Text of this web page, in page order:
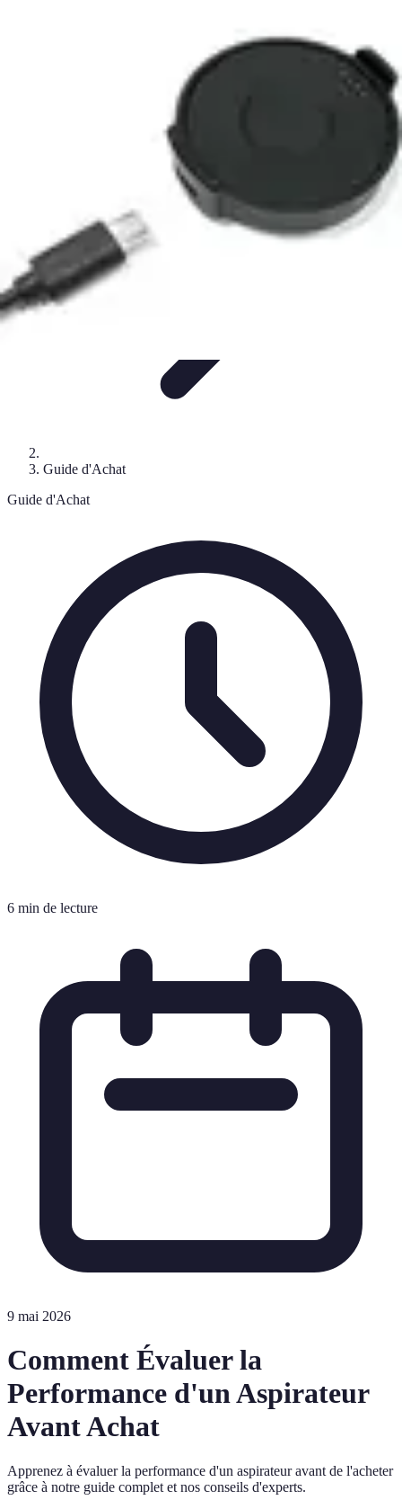
Guide d'Achat
Guide d'Achat
6 min de lecture
9 mai 2026
Comment Évaluer la
Performance d'un Aspirateur
Avant Achat
Apprenez à évaluer la performance d'un aspirateur avant de l'acheter
grâce à notre guide complet et nos conseils d'experts.